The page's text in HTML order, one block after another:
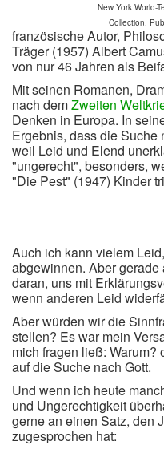
New York World-
Collection.
französische Autor,
Träger (1957) Albert
von nur 46 Jahren als
Mit seinen Romanen,
nach demZweiten
Denken in Europa. In
Ergebnis, dass die
weil Leid und Elend
"ungerecht", besonders,
"Die Pest" (1947) Kinder
Auch ich kann vielem
abgewinnen. Aber
daran, uns mit
wenn anderen Leid
Aber würden wir die
stellen? Es war mein
mich fragen ließ: Warum?
auf die Suche nach Gott.
Und wenn ich heute
und Ungerechtigkeit
gerne an einen Satz, den
zugesprochen hat: